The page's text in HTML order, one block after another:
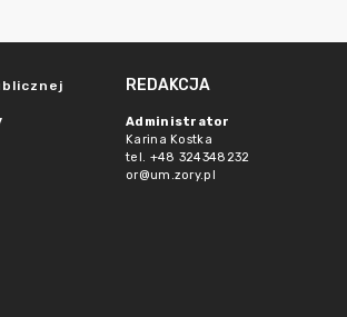
REDAKCJA
Administrator
Karina Kostka
tel. +48 324348232
or@um.zory.pl